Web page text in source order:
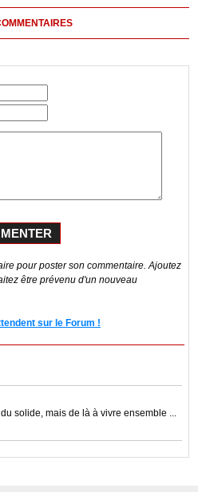
pour poster son commentaire. Ajoutez
être prévenu d'un nouveau
sur le Forum !
solide, mais de là à vivre ensemble ...